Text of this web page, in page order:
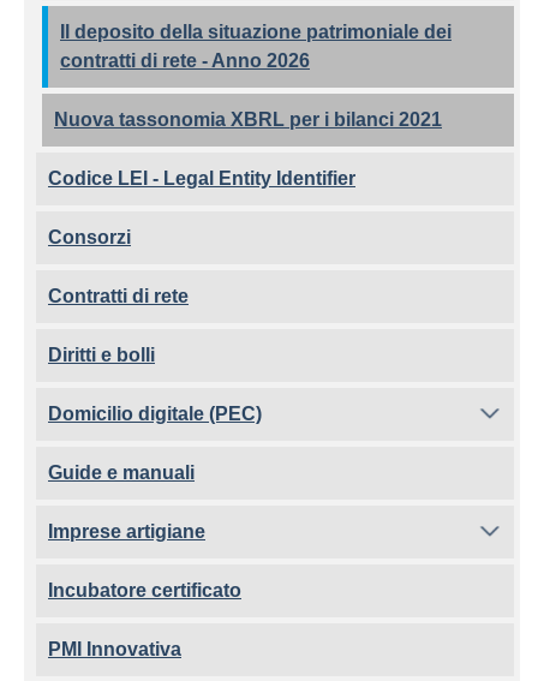
Il deposito della situazione patrimoniale dei
contratti di rete - Anno 2026
Nuova tassonomia XBRL per i bilanci 2021
Codice LEI - Legal Entity Identifier
Consorzi
Contratti di rete
Diritti e bolli
Domicilio digitale (PEC)
Guide e manuali
Imprese artigiane
Incubatore certificato
PMI Innovativa